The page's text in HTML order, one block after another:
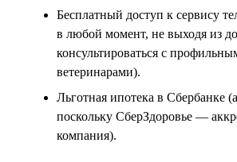
Бесплатный доступ к сервису
в любой момент, не выходя из
консультироваться с
ветеринарами).
Льготная ипотека в Сбербанке
поскольку СберЗдоровье —
компания).